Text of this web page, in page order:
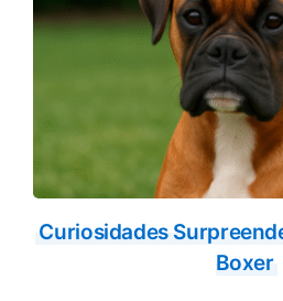
Curiosidades
Boxer